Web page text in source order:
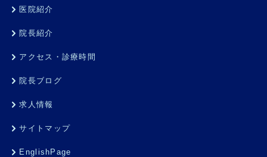
医院紹介
院長紹介
アクセス・診療時間
院長ブログ
求人情報
サイトマップ
EnglishPage